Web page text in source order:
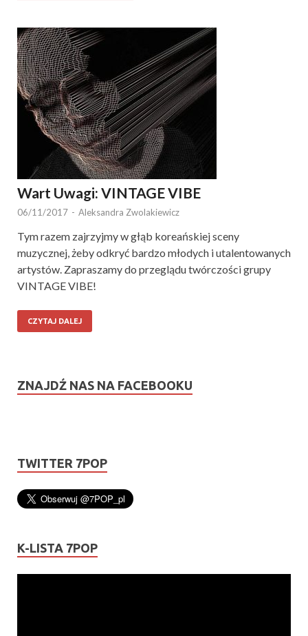
Wart Uwagi: VINTAGE VIBE
06/11/2017 - Aleksandra Zwolakiewicz
Tym razem zajrzyjmy w głąb koreańskiej sceny
muzycznej, żeby odkryć bardzo młodych i utalentowanych
artystów. Zapraszamy do przeglądu twórczości grupy
VINTAGE VIBE!
CZYTAJ DALEJ
ZNAJDŹ NAS NA FACEBOOKU
TWITTER 7POP
K-LISTA 7POP